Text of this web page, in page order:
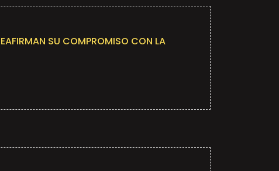
SU COMPROMISO CON LA